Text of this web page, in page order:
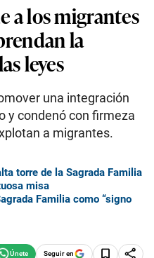
a los migrantes
la
leyes
una integración
y condenó con firmeza
a migrantes.
torre de la Sagrada Familia
misa
Familia como “signo
Seguir en